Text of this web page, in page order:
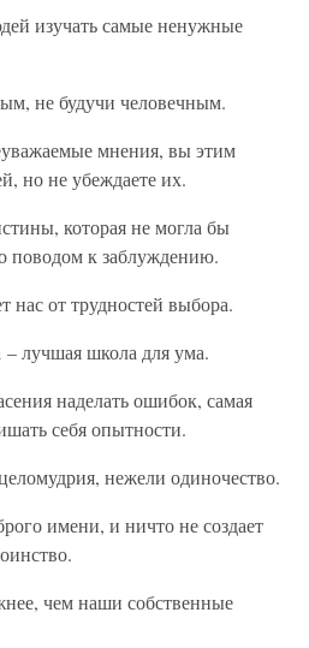
изучать самые ненужные
не будучи человечным.
мнения, вы этим
но не убеждаете их.
которая не могла бы
поводом к заблуждению.
нас от трудностей выбора.
лучшая школа для ума.
наделать ошибок, самая
себя опытности.
нежели одиночество.
имени, и ничто не создает
чем наши собственные